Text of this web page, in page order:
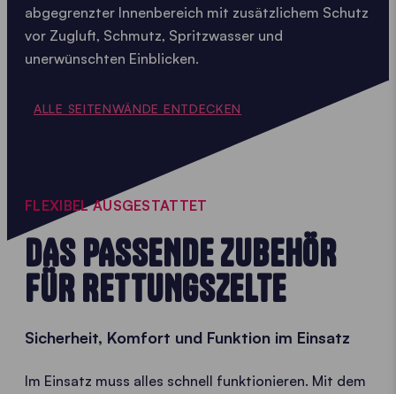
abgegrenzter Innenbereich mit zusätzlichem Schutz
vor Zugluft, Schmutz, Spritzwasser und
unerwünschten Einblicken.
ALLE SEITENWÄNDE ENTDECKEN
FLEXIBEL AUSGESTATTET
DAS PASSENDE ZUBEHÖR
FÜR RETTUNGSZELTE
Sicherheit, Komfort und Funktion im Einsatz
Im Einsatz muss alles schnell funktionieren. Mit dem